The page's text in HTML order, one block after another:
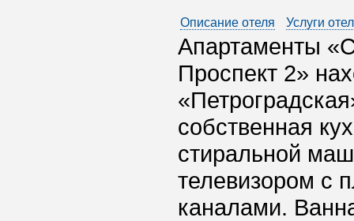
Описание отеля Услуги
Апартаменты
Проспект 2»
собственная
стиральной
телевизором с
каналами.